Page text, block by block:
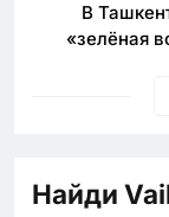
В
«зелёная
Найди